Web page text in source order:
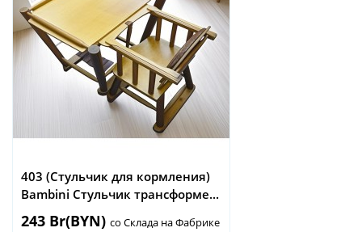
403 (Стульчик для кормления)
Bambini Стульчик трансформе...
243 Br(BYN) со Склада на Фабрике